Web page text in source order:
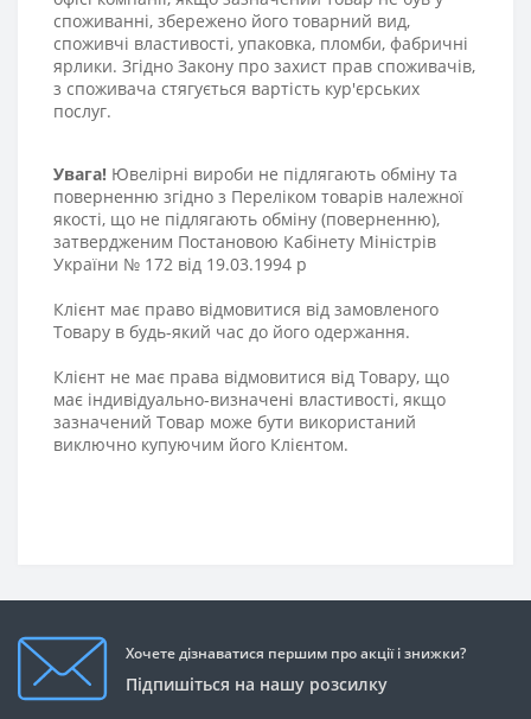
споживанні, збережено його товарний вид,
споживчі властивості, упаковка, пломби, фабричні
ярлики. Згідно Закону про захист прав споживачів,
з споживача стягується вартість кур'єрських
послуг.
Увага! Ювелірні вироби не підлягають обміну та
поверненню згідно з Переліком товарів належної
якості, що не підлягають обміну (поверненню),
затвердженим Постановою Кабінету Міністрів
України № 172 від 19.03.1994 р
Клієнт має право відмовитися від замовленого
Товару в будь-який час до його одержання.
Клієнт не має права відмовитися від Товару, що
має індивідуально-визначені властивості, якщо
зазначений Товар може бути використаний
виключно купуючим його Клієнтом.
Хочете дізнаватися першим про акції і знижки?
Підпишіться на нашу розсилку